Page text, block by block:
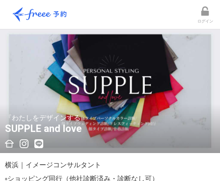
ログイン
『わたしをデザインする』
SUPPLE and love
横浜｜イメージコンサルタント
▫️ショッピング同行（他社診断済み・診断なし可）